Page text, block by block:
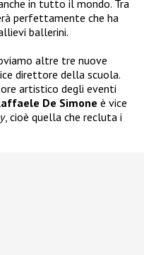
in tutto il mondo. Tra
perfettamente che ha
ballerini.
altre tre nuove
direttore della scuola.
artistico degli eventi
De Simone è vice
, cioè quella che recluta i